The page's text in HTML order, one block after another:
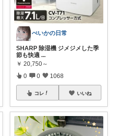
ぺいかの日常
SHARP 除湿機 ジメジメした季
節も快適 ...
￥ 20,750～
0 0 1068
コレ いいね